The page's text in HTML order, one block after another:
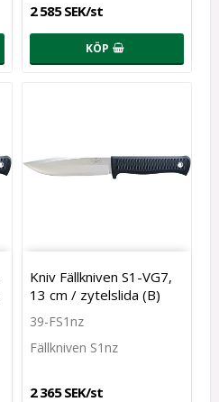
2 585 SEK/st
KÖP
Kniv Fällkniven S1-VG7,
13 cm / zytelslida (B)
39-FS1nz
Fällkniven S1nz
2 365 SEK/st